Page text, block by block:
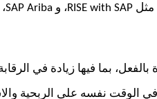
مثل RISE with SAP، و SAP Ariba
بما فيها زيادة في
الوقت نفسه على الربحية